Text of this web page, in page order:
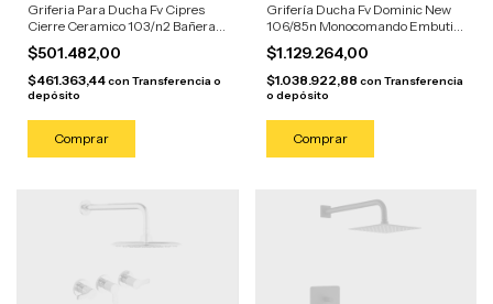
Griferia Para Ducha Fv Cipres
Cierre Ceramico 103/n2 Bañera
Plateado Cromado
$501.482,00
$461.363,44con Transferencia o
depósito
Grifería Ducha Fv Dominic New
106/85n Monocomando Embutir
Cromo Cromado
$1.129.264,00
$1.038.922,88 con Transferencia
o depósito